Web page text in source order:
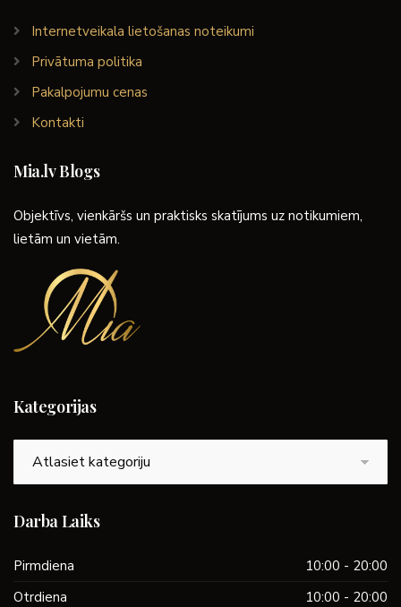
Internetveikala lietošanas noteikumi
Privātuma politika
Pakalpojumu cenas
Kontakti
Mia.lv Blogs
Objektīvs, vienkāršs un praktisks skatījums uz notikumiem,
lietām un vietām.
Kategorijas
Darba Laiks
Pirmdiena
10:00 - 20:00
Otrdiena
10:00 - 20:00